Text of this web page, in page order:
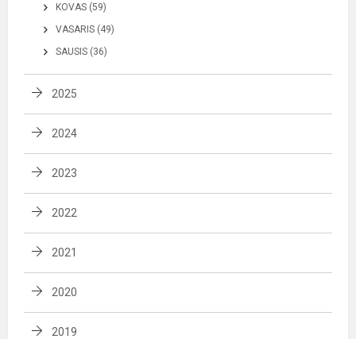
KOVAS (59)
VASARIS (49)
SAUSIS (36)
2025
2024
2023
2022
2021
2020
2019